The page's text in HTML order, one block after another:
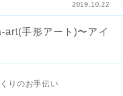
2019.10.22
art(手形アート)〜アイ
りのお手伝い